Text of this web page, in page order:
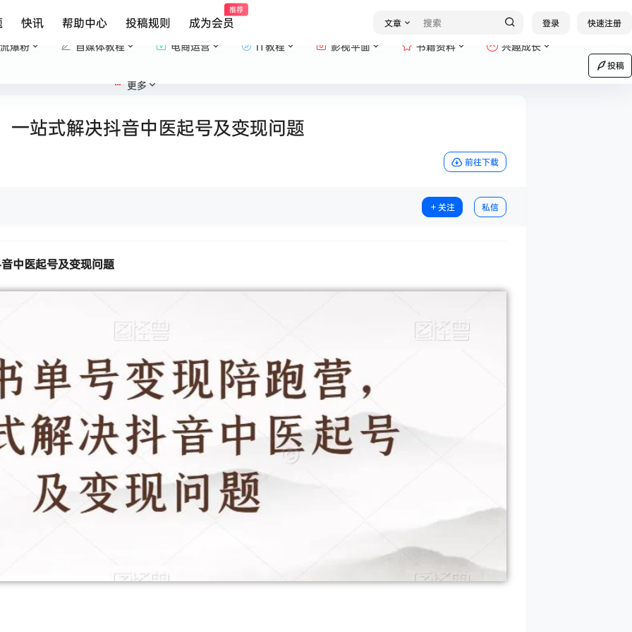
快讯 帮助中心 投稿规则
推荐
成为会员 文章 登录 快速注册
爆粉 自媒体教程 电商运营 IT教程 影视平面 书籍资料 兴趣成长
更多
投稿
一站式解决抖音中医起号及变现问题
前往下载
关注 私信
中医起号及变现问题